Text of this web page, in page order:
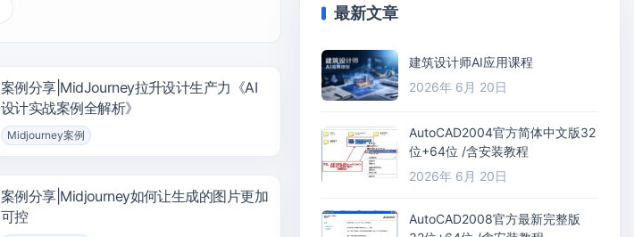
案例分享|MidJourney拉升设计生产力《AI
设计实战案例全解析》
Midjourney案例
案例分享|Midjourney如何让生成的图片更加
可控
最新文章
建筑设计师AI应用课程
2026年 6月 20日
AutoCAD2004官方简体中文版32
位+64位 /含安装教程
2026年 6月 20日
AutoCAD2008官方最新完整版